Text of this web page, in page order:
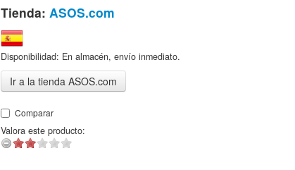
Tienda: ASOS.com
Disponibilidad: En almacén, envío inmediato.
Ir a la tienda ASOS.com
Comparar
Valora este producto: